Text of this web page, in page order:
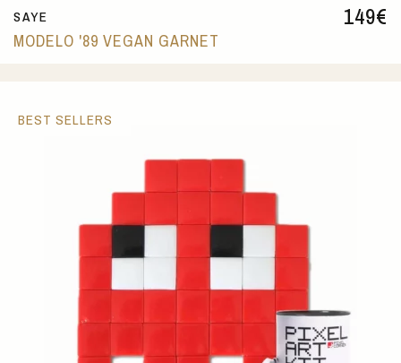
149€
SAYE
MODELO '89 VEGAN GARNET
BEST SELLERS